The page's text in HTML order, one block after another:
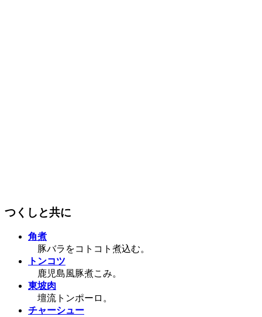
つくしと共に
角煮
豚バラをコトコト煮込む。
トンコツ
鹿児島風豚煮こみ。
東坡肉
壇流トンポーロ。
チャーシュー